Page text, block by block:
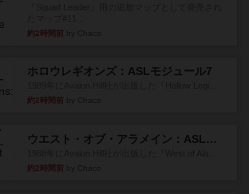
約2時間前
ホロウレギオンズ：ASLモジュール7
約2時間前
ウエスト・オブ・アラメイン：ASLモジュール5
約2時間前